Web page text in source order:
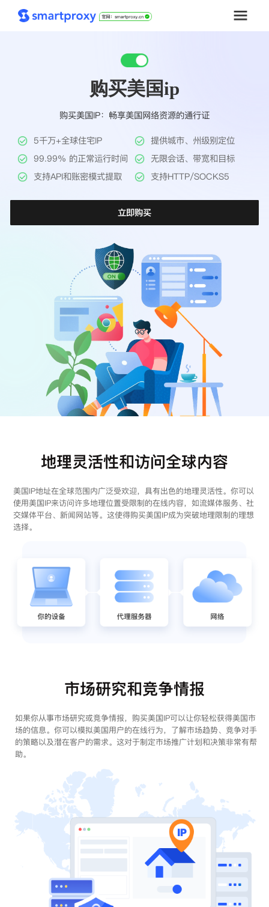
工具
帮助中心
购买美国ip
购买美国IP：畅享美国网络资源的通行证
5千万+全球住宅IP
提供城市、州级别定位
99.99% 的正常运行时间
无限会话、带宽和目标
支持API和账密模式提取
支持HTTP/SOCKS5
立即购买
地理灵活性和访问全球内容
美国IP地址在全球范围内广泛受欢迎，具有出色的地理灵活性。你可以
使用美国IP来访问许多地理位置受限制的在线内容，如流媒体服务、社
交媒体平台、新闻网站等。这使得购买美国IP成为突破地理限制的理想
选择。
市场研究和竞争情报
如果你从事市场研究或竞争情报，购买美国IP可以让你轻松获得美国市
场的信息。你可以模拟美国用户的在线行为，了解市场趋势、竞争对手
的策略以及潜在客户的需求。这对于制定市场推广计划和决策非常有帮
助。